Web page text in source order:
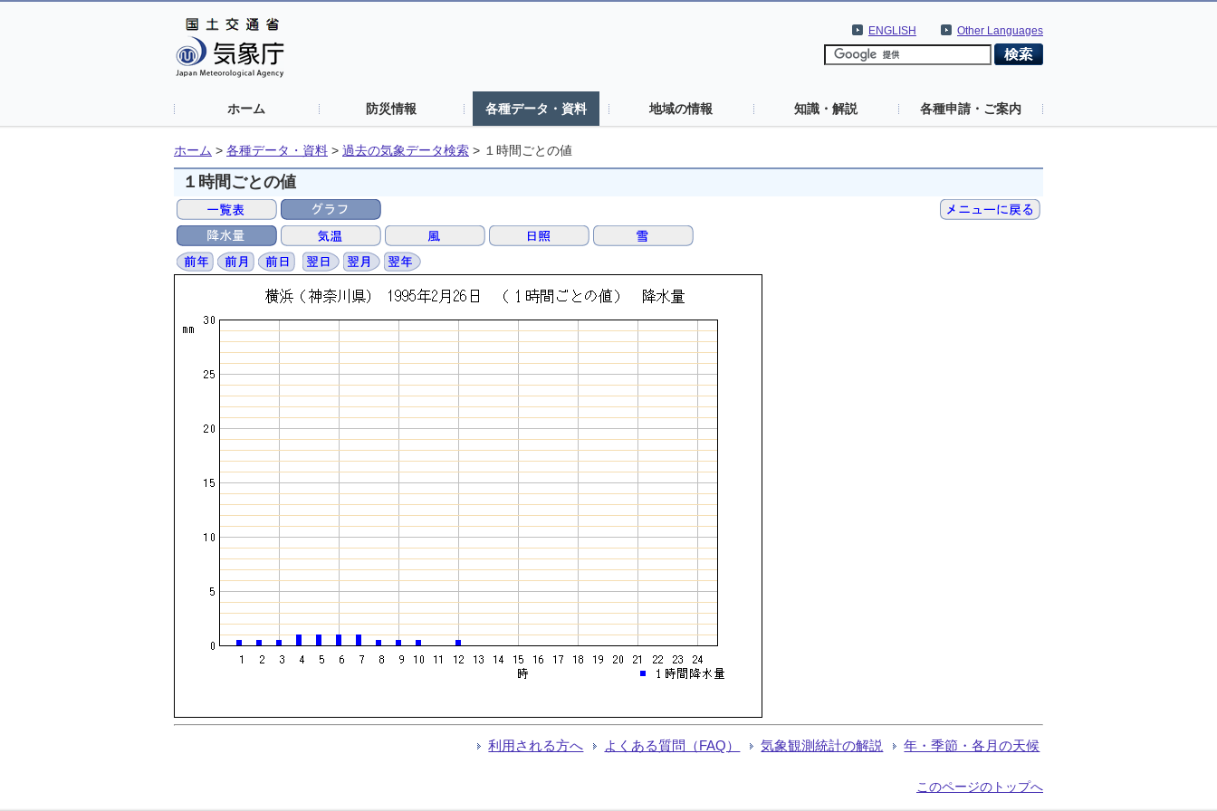
Other Languages
ENGLISH
ホーム 防災情報 各種データ・資料 地域の情報 知識・解説 各種申請・ご案内
ホーム > 各種データ・資料 > 過去の気象データ検索 > １時間ごとの値
１時間ごとの値
利用される方へ よくある質問（FAQ） 気象観測統計の解説 年・季節・各月の天候
このページのトップへ